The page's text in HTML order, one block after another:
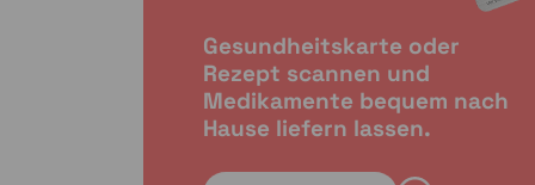
Gesundheitskarte oder
Rezept scannen und
Medikamente bequem nach
Hause liefern lassen.